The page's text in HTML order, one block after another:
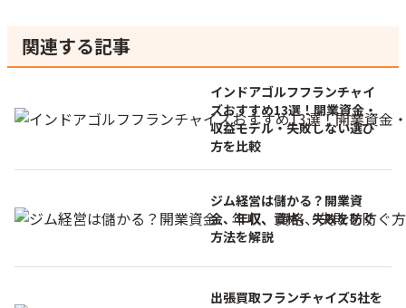
関連する記事
インドアゴルフフランチャイ
ズおすすめ13選！開業資金・
収益モデル・失敗しない選び
方を比較
ジム経営は儲かる？開業資
金、年収、資格、失敗を防ぐ
方法を解説
出張買取フランチャイズ5社を